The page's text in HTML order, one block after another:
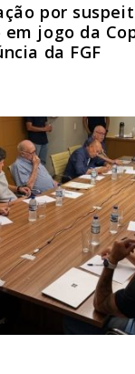
por
jogo da
da FGF